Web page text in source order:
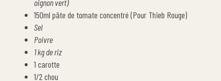
oignon vert)
150ml pâte de tomate concentré (Pour Thieb Rouge)
Sel
Poivre
1 kg de riz
1 carotte
1/2 chou